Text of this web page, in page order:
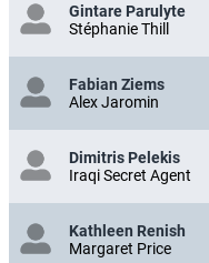
Gintare Parulyte
Stéphanie Thill
Fabian Ziems
Alex Jaromin
Dimitris Pelekis
Iraqi Secret Agent
Kathleen Renish
Margaret Price